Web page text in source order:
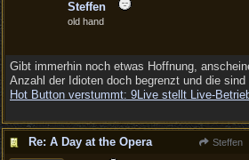
Steffen
old hand
Gibt immerhin noch etwas Hoffnung,
Anzahl der Idioten doch begrenzt und die
Hot Button verstummt: 9Live stellt Live-
Re: A Day at the Opera Steffen